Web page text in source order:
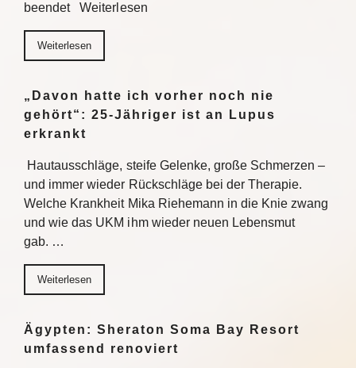
beendet Weiterlesen
Weiterlesen
„Davon hatte ich vorher noch nie
gehört“: 25-Jähriger ist an Lupus
erkrankt
Hautausschläge, steife Gelenke, große Schmerzen –
und immer wieder Rückschläge bei der Therapie.
Welche Krankheit Mika Riehemann in die Knie zwang
und wie das UKM ihm wieder neuen Lebensmut
gab. …
Weiterlesen
Ägypten: Sheraton Soma Bay Resort
umfassend renoviert